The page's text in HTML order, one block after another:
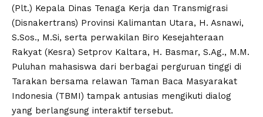
(Plt.) Kepala Dinas Tenaga Kerja dan Transmigrasi
(Disnakertrans) Provinsi Kalimantan Utara, H. Asnawi,
S.Sos., M.Si, serta perwakilan Biro Kesejahteraan
Rakyat (Kesra) Setprov Kaltara, H. Basmar, S.Ag., M.M.
Puluhan mahasiswa dari berbagai perguruan tinggi di
Tarakan bersama relawan Taman Baca Masyarakat
Indonesia (TBMI) tampak antusias mengikuti dialog
yang berlangsung interaktif tersebut.